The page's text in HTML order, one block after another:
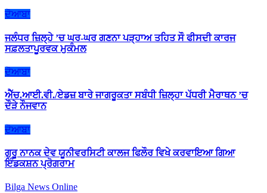
ਦੋਆਬਾ
ਜਲੰਧਰ ਜ਼ਿਲ੍ਹੇ ’ਚ ਘਰ-ਘਰ ਗਣਨਾ ਪੜ੍ਹਾਅ ਤਹਿਤ ਸੌ ਫੀਸਦੀ ਕਾਰਜ
ਸਫ਼ਲਤਾਪੂਰਵਕ ਮੁਕੰਮਲ
ਦੋਆਬਾ
ਐੱਚ.ਆਈ.ਵੀ./ਏਡਜ਼ ਬਾਰੇ ਜਾਗਰੂਕਤਾ ਸਬੰਧੀ ਜ਼ਿਲ੍ਹਾ ਪੱਧਰੀ ਮੈਰਾਥਨ ’ਚ
ਦੌੜੇ ਨੌਜਵਾਨ
ਦੋਆਬਾ
ਗੁਰੂ ਨਾਨਕ ਦੇਵ ਯੂਨੀਵਰਸਿਟੀ ਕਾਲਜ ਫਿਲੌਰ ਵਿਖੇ ਕਰਵਾਇਆ ਗਿਆ
ਇੰਡਕਸ਼ਨ ਪ੍ਰੋਗਰਾਮ
Bilga News Online